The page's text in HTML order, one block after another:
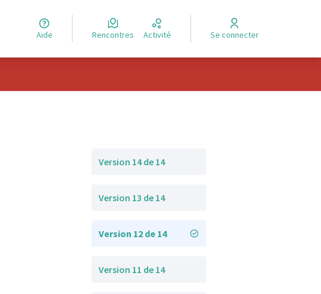
Aide Rencontres Activité Se connecter
Version 14 de 14
Version 13 de 14
Version 12 de 14
Version 11 de 14